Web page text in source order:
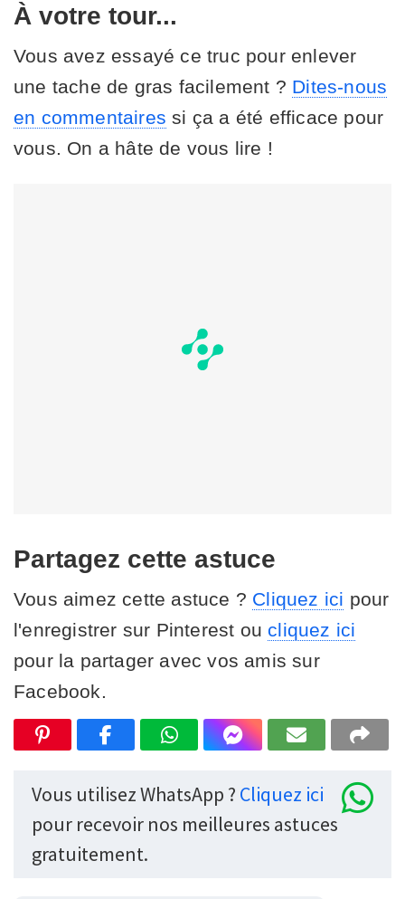
À votre tour...
Vous avez essayé ce truc pour enlever
une tache de gras facilement ? Dites-nous
en commentaires si ça a été efficace pour
vous. On a hâte de vous lire !
Partagez cette astuce
Vous aimez cette astuce ? Cliquez ici pour
l'enregistrer sur Pinterest ou cliquez ici
pour la partager avec vos amis sur
Facebook.
Vous utilisez WhatsApp ? Cliquez ici
pour recevoir nos meilleures astuces
gratuitement.